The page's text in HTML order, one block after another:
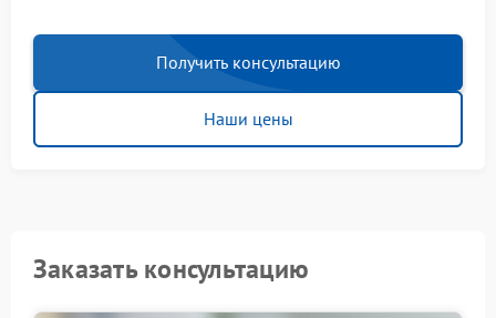
Получить консультацию
Наши цены
Заказать консультацию